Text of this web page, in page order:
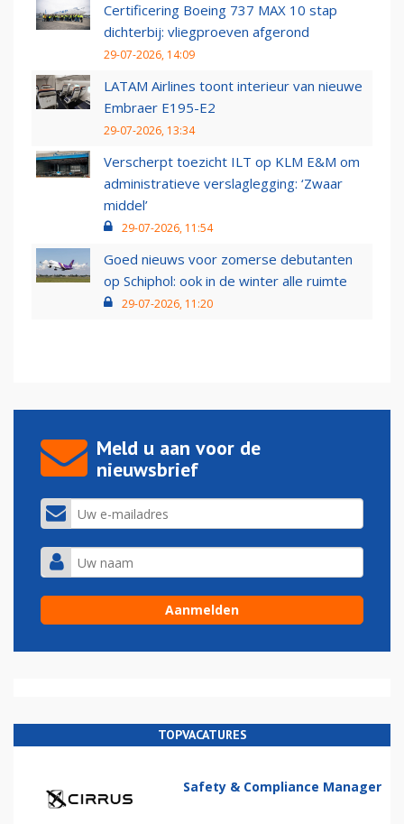
Certificering Boeing 737 MAX 10 stap
dichterbij: vliegproeven afgerond
29-07-2026, 14:09
LATAM Airlines toont interieur van nieuwe
Embraer E195-E2
29-07-2026, 13:34
Verscherpt toezicht ILT op KLM E&M om
administratieve verslaglegging: ‘Zwaar
middel’
29-07-2026, 11:54
Goed nieuws voor zomerse debutanten
op Schiphol: ook in de winter alle ruimte
29-07-2026, 11:20
Meld u aan voor de
nieuwsbrief
TOPVACATURES
Safety & Compliance Manager